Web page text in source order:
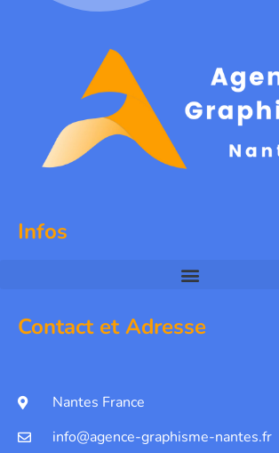
Infos
Contact et Adresse
Nantes France
info@agence-graphisme-nantes.fr